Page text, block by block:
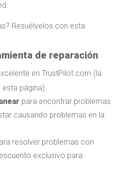
Resuélvelos con esta
de reparación
en TrustPilot.com (la
página).
para encontrar problemas
causando problemas en la
resolver problemas con
exclusivo para